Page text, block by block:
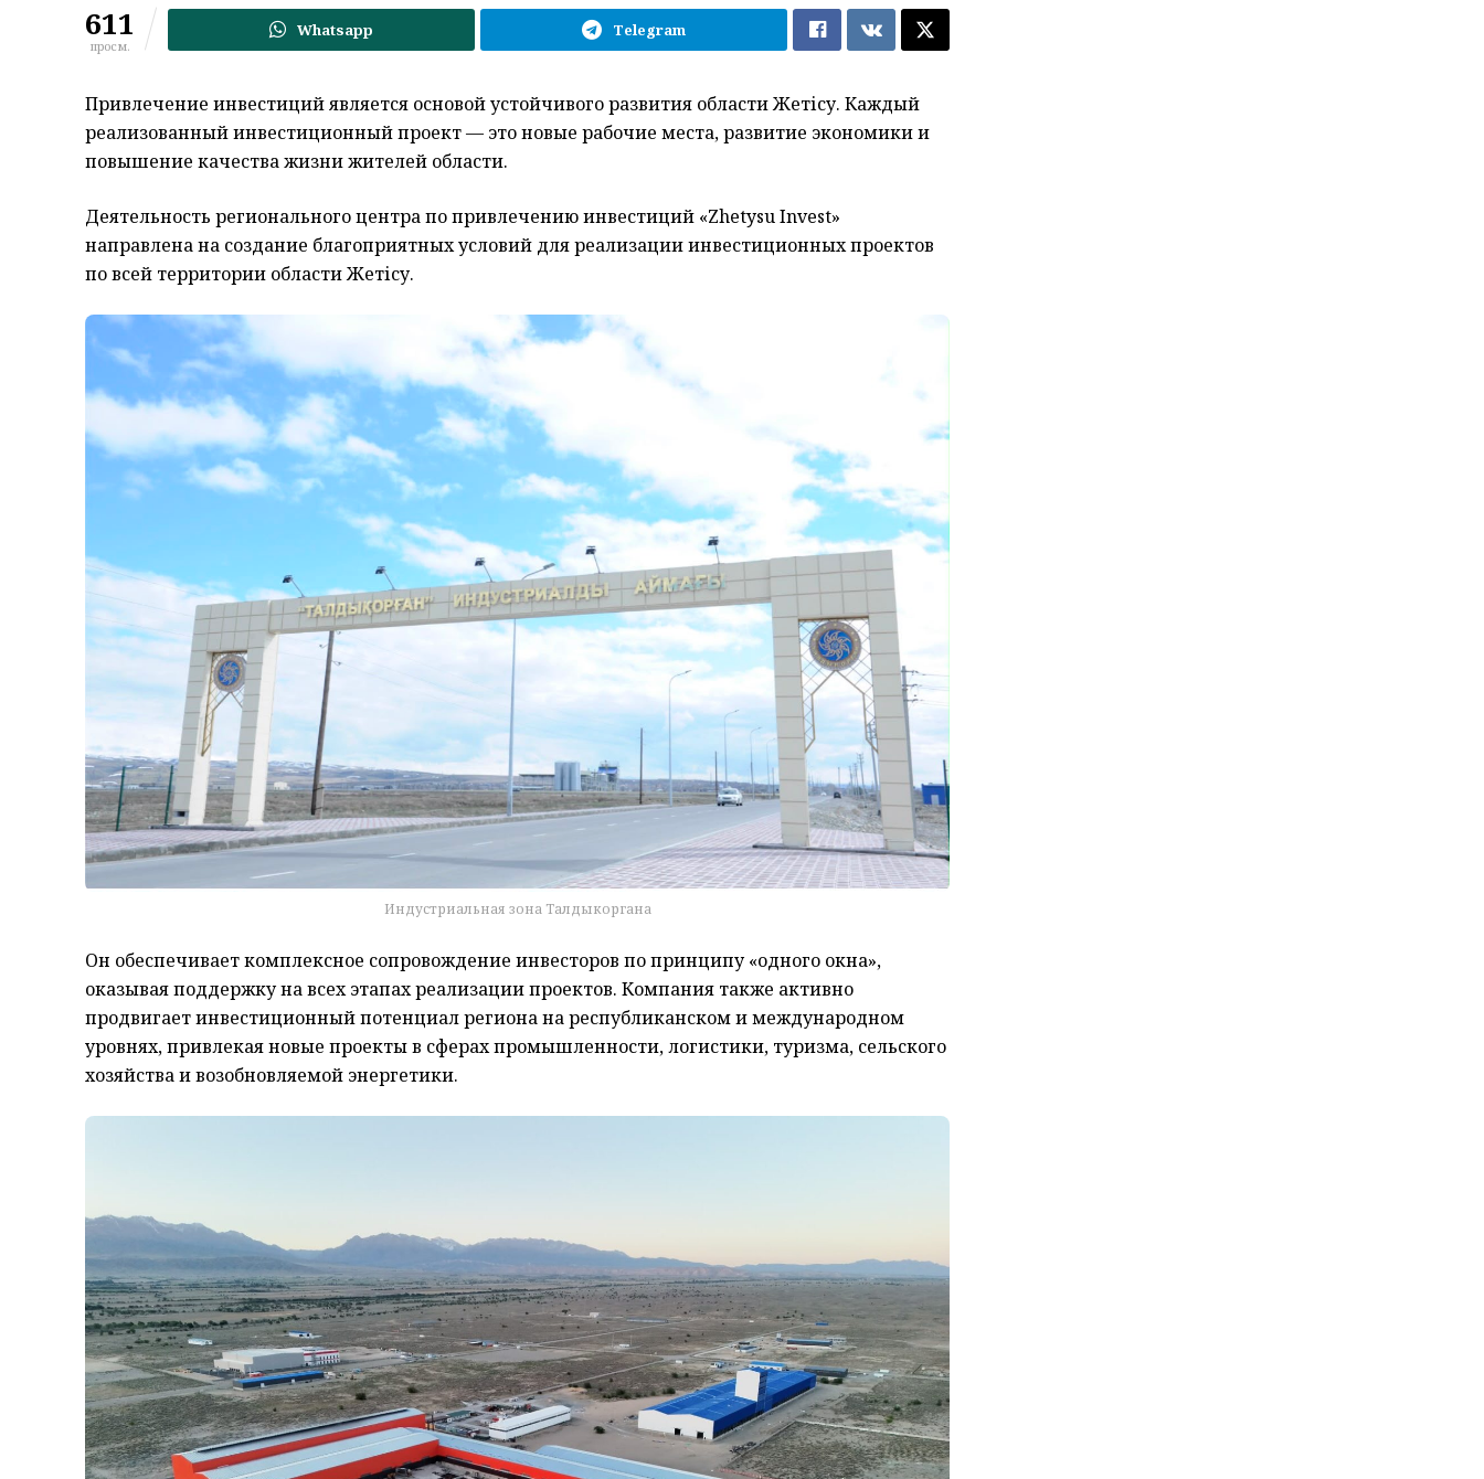
611
просм.
Whatsapp Telegram
Привлечение инвестиций является основой устойчивого развития области Жетісу. Каждый
реализованный инвестиционный проект — это новые рабочие места, развитие экономики и
повышение качества жизни жителей области.
Деятельность регионального центра по привлечению инвестиций «ZhetysuInvest»
направлена на создание благоприятных условий для реализации инвестиционных проектов
по всей территории областиЖетісу.
Индустриальная зона Талдыкоргана
Он обеспечивает комплексное сопровождение инвесторов по принципу «одного окна»,
оказывая поддержку на всех этапах реализации проектов. Компания также активно
продвигает инвестиционный потенциал региона на республиканском и международном
уровнях, привлекая новые проекты в сферах промышленности, логистики, туризма, сельского
хозяйства и возобновляемой энергетики.